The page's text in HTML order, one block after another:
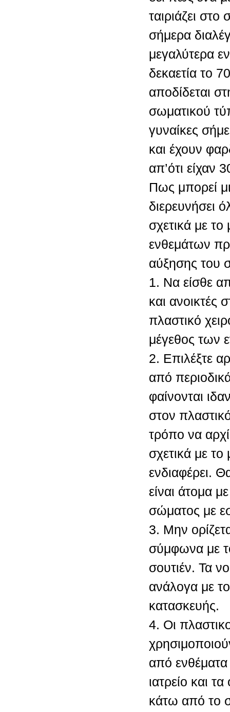
ταιριάζει στο
σήμερα
μεγαλύτερα
δεκαετία το
αποδίδεται
σωματικού
γυναίκες
και έχουν
απ’ότι είχαν
Πως μπορεί
διερευνήσει
σχετικά με
ενθεμάτων
αύξησης του
1. Να είσθε
και ανοικτές
πλαστικό
μέγεθος των
2. Επιλέξτε
από
φαίνονται
στον
τρόπο να
σχετικά με
ενδιαφέρει.
είναι άτομα
σώματος με
3. Μην
σύμφωνα με
σουτιέν. Τα
ανάλογα με το
κατασκευής.
4. Οι
από
ιατρείο και
κάτω από το